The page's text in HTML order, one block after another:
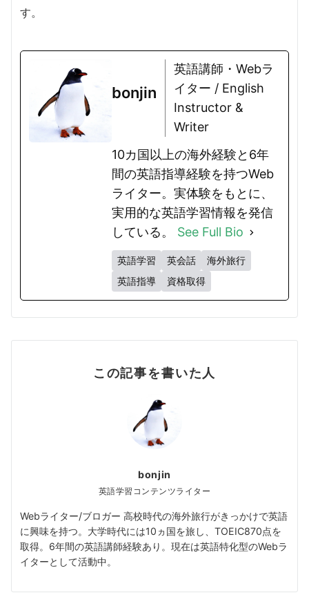
す。
bonjin
英語講師・Webラ
イター / English
Instructor &
Writer
10カ国以上の海外経験と6年
間の英語指導経験を持つWeb
ライター。実体験をもとに、
実用的な英語学習情報を発信
している。 See Full Bio
英語学習 英会話
海外旅行
英語指導
資格取得
この記事を書いた人
bonjin
英語学習コンテンツライター
Webライター/ブロガー 高校時代の海外旅行がきっかけで英語
に興味を持つ。大学時代には10ヵ国を旅し、TOEIC870点を
取得。6年間の英語講師経験あり。現在は英語特化型のWebラ
イターとして活動中。